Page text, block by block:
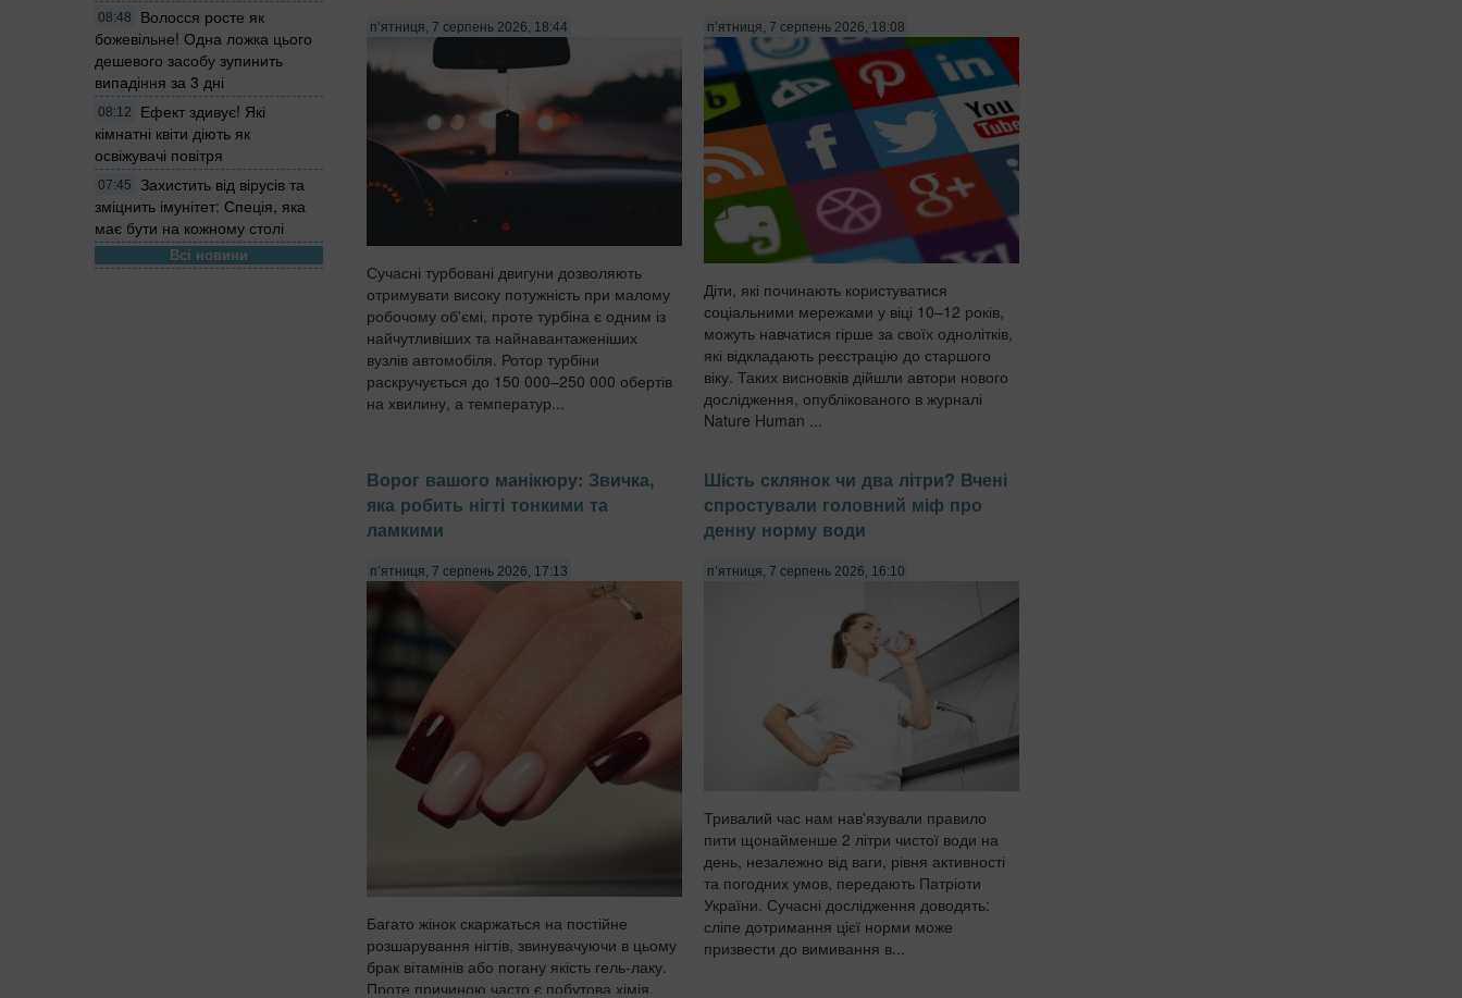
08:48
Волосся росте як
божевільне! Одна ложка цього
дешевого засобу зупинить
випадіння за 3 дні
08:12
Ефект здивує! Які
кімнатні квіти діють як
освіжувачі повітря
07:45
Захистить від вірусів та
зміцнить імунітет: Спеція, яка
має бути на кожному столі
Всі новини
п’ятниця, 7 серпень 2026, 18:44
Сучасні турбовані двигуни дозволяють
отримувати високу потужність при малому
робочому об'ємі, проте турбіна є одним із
найчутливіших та найнавантаженіших
вузлів автомобіля. Ротор турбіни
раскручується до 150 000–250 000 обертів
на хвилину, а температур...
п’ятниця, 7 серпень 2026, 18:08
Діти, які починають користуватися
соціальними мережами у віці 10–12 років,
можуть навчатися гірше за своїх однолітків,
які відкладають реєстрацію до старшого
віку. Таких висновків дійшли автори нового
дослідження, опублікованого в журналі
Nature Human ...
Ворог вашого манікюру: Звичка,
яка робить нігті тонкими та
ламкими
п’ятниця, 7 серпень 2026, 17:13
Багато жінок скаржаться на постійне
розшарування нігтів, звинувачуючи в цьому
брак вітамінів або погану якість гель-лаку.
Проте причиною часто є побутова хімія,
Шість склянок чи два літри? Вчені
спростували головний міф про
денну норму води
п’ятниця, 7 серпень 2026, 16:10
Тривалий час нам нав'язували правило
пити щонайменше 2 літри чистої води на
день, незалежно від ваги, рівня активності
та погодних умов, передають Патріоти
України. Сучасні дослідження доводять:
сліпе дотримання цієї норми може
призвести до вимивання в...